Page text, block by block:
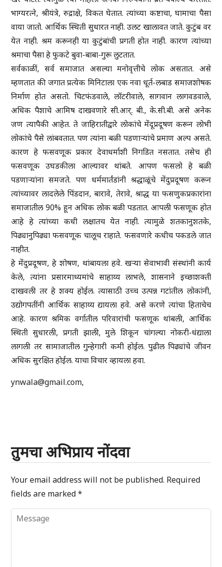
भाग्यरत्‍ने, श्रीयंत्रे, रुद्राक्षे, विकत घेतात. त्यांच्या कष्टाचा, घामाचा पैसा
वाया जातो. आर्थिक स्थिती सुधारत नाही. उलट खालावत जाते. कुटुंब वर
येत नाही. श्रम करूनही या कुटुंबांची प्रगती होत नाही. कारण त्यांच्या
श्रमाचा पैसा हे फुकटे बुवा-बाबा-गुरू लुटतात.
सर्वकाळीं, सर्व समाजात असल्या मनोवृत्तीचे लोक असतात. असे
म्हणतात की जगात प्रत्येक मिनिटाला एक नवा धूर्त-लबाड समाजशोषक
निर्माण होत असतो. चिटफंडवाले, लॉटरीवाले, सागवान लागवडवाले,
अधिक पैशाचे आमिष दाखवणारे सी.आर्. बी., के.सी.बी. असे अनेक
जण त्यापैकी आहेत. ते जाहिरातीद्वारे लोकांचे मेंदूप्रदूषण करून लोभी
लोकांचे पैसे लांबवतात. पण त्यांना बळी पडणार्‍यांचे प्रमाण अल्प असते.
कारण हे फसवणूक प्रकार देवाधर्माशी निगडित नसतात. तसेच ही
फसवणूक उघडकीला आल्यावर थांबते. आपण फसलो हे बळी
पडणार्‍यांना समजते. पण धर्ममार्तंडांनी श्रद्धाळूंचे मेंदुप्रदूषण करून
त्यांच्यावर लादलेले पिंडदान, बारावे, तेरावे, श्राद्ध या फसणुकप्रकारांना
समाजातील 90% हून अधिक लोक बळी पडतात. आपली फसणूक होत
आहे हे त्यांच्या कधी लक्षातच येत नाही. त्यामुळे शतकानुशतके,
पिढ्यानुपिढ्या फसवणूक चालूच राहाते. फसवणारे कधीच पकडले जात
नाहीत.
हे मेंदुप्रदूषण, हे शोषण, थांबायला हवे. खर्‍या सेवाभावी संस्थांनी कार्य
केले, त्यांना प्रसारमाध्यमांचे साहाय्य लाभले, शासनाने इच्छाशक्ती
दाखवली तर हे शक्य होईल. त्यासाठी उच्च उत्पन्न गटांतील लोकांनी,
उद्योगपतींनी आर्थिक साहाय्य द्यायला हवे. असे करणे त्यांचा हिताचेच
आहे. कारण श्रमिक वर्गातील परिवारांची फसणूक थांबली, आर्थिक
स्थिती सुधारली, प्रगती झाली, मुले शिकून चांगल्या नोकरी-धंद्याला
लागली तर सामाजातील गुन्हेगारी कमी होईल. पुढील पिढ्यांचे जीवन
अधिक सुरक्षित होईल. याचा विचार व्हायला हवा.
ynwala@gmail.com,
तुमचा अभिप्राय नोंदवा
Your email address will not be published. Required
fields are marked*